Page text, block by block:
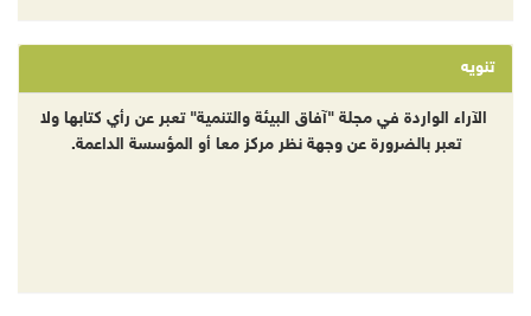
تنويه
الآراء الواردة في مجلة "آفاق البيئة والتنمية" تعبر عن رأي كتابها ولا
تعبر بالضرورة عن وجهة نظر مركز معا أو المؤسسة الداعمة.